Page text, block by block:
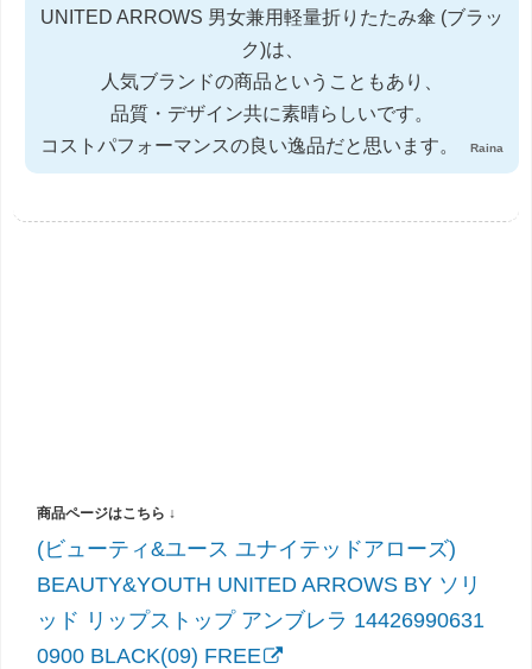
UNITED ARROWS 男女兼用軽量折りたたみ傘 (ブラッ
ク)は、
人気ブランドの商品ということもあり、
品質・デザイン共に素晴らしいです。
コストパフォーマンスの良い逸品だと思います。
Raina
(ビューティ&ユース ユナイテッドアローズ)
BEAUTY&YOUTH UNITED ARROWS BY ソリ
ッド リップストップ アンブレラ 14426990631
0900 BLACK(09) FREE